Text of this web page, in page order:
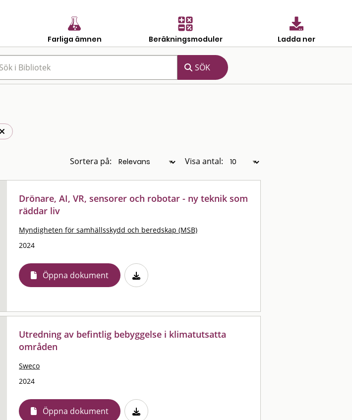
Farliga ämnen Beräkningsmoduler Ladda ner
Sortera på: Visa antal:
Drönare, AI, VR, sensorer och robotar - ny teknik som
räddar liv
Myndigheten för samhällsskydd och beredskap (MSB)
2024
Öppna dokument
Utredning av befintlig bebyggelse i klimatutsatta
områden
Sweco
2024
Öppna dokument